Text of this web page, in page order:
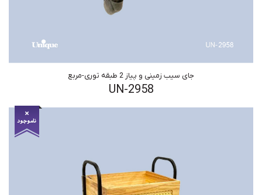
جای سیب زمینی و پیاز 2 طبقه توری-مربع
UN-2958